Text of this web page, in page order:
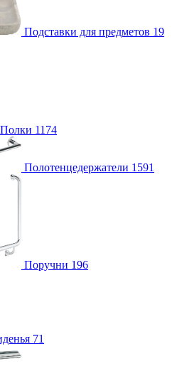
Подставки для предметов 19
Полки 1174
Полотенцедержатели 1591
Поручни 196
71